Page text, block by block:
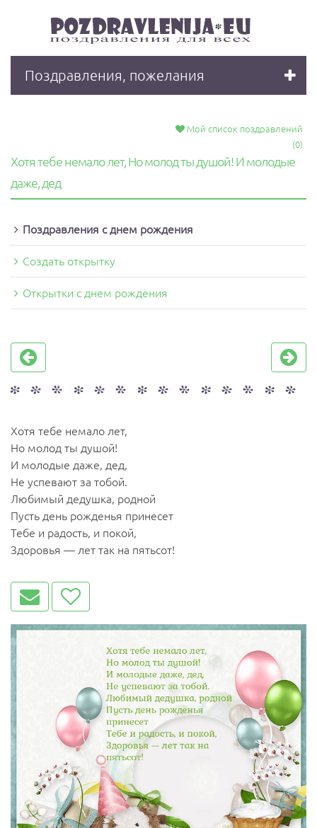
Поздравления, пожелания
Мой список поздравлений
(0)
Хотя тебе немало лет, Но молод ты душой! И молодые
даже, дед
Поздравления с днeм рождения
Создать открытку
Открытки с днем рождения
Хотя тебе немало лет,
Но молод ты душой!
И молодые даже, дед,
Не успевают за тобой.
Любимый дедушка, родной
Пусть день рожденья принесет
Тебе и радость, и покой,
Здоровья — лет так на пятьсот!